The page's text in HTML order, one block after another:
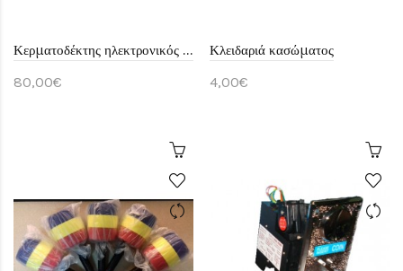
Κερματοδέκτης ηλεκτρονικός παλμικός κάθετου τύπου
80,00€
Κλειδαριά κασώματος
4,00€